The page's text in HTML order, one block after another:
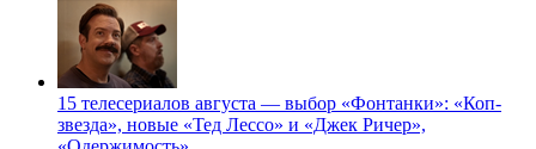
15 телесериалов августа — выбор «Фонтанки»: «Коп-
звезда», новые «Тед Лессо» и «Джек Ричер»,